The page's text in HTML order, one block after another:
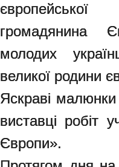
громадянина
молодих
великої родини
Яскраві
виставці робіт
Європи».